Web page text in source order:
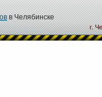
в Челябинске
г.